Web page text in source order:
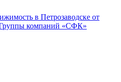
в Петрозаводске от
компаний «СФК»